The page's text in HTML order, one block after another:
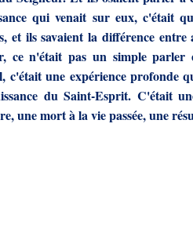
qui venait sur eux, c'était
et ils savaient la différence
ce n'était pas un simple parler
c'était une expérience profonde
du Saint-Esprit. C'était
une mort à la vie passée, une